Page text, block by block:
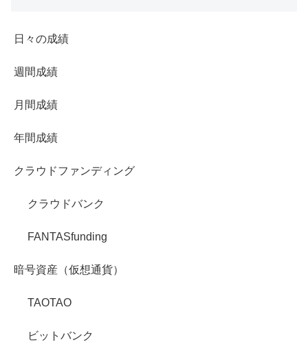
日々の成績
週間成績
月間成績
年間成績
クラウドファンディング
クラウドバンク
FANTASfunding
暗号資産（仮想通貨）
TAOTAO
ビットバンク